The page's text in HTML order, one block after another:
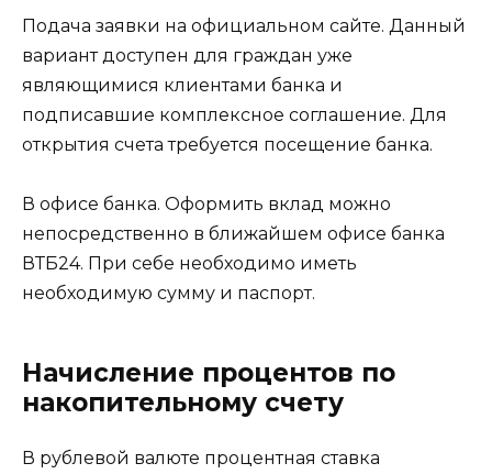
Подача заявки на официальном сайте. Данный
вариант доступен для граждан уже
являющимися клиентами банка и
подписавшие комплексное соглашение. Для
открытия счета требуется посещение банка.
В офисе банка. Оформить вклад можно
непосредственно в ближайшем офисе банка
ВТБ24. При себе необходимо иметь
необходимую сумму и паспорт.
Начисление процентов по
накопительному счету
В рублевой валюте процентная ставка